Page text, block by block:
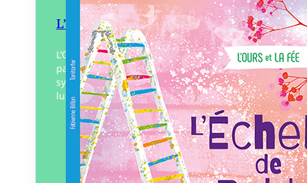
L’Échelle de Pablo
L’Ours est une personnalité très estimée
par ici, tout le monde l’apprécie pour sa
sympathie. Ce que l’on connait moins de
lui, c’est son talent d’ingénieur, un génie…
Éditeur :Pierredeplumes
Paru le15/06/2025